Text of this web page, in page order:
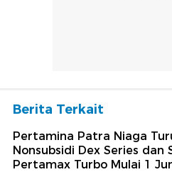
Berita Terkait
Pertamina Patra Niaga
Nonsubsidi Dex Series dan
Pertamax Turbo Mulai 1